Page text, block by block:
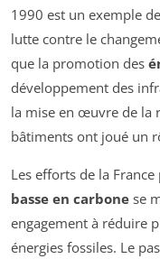
1990 est un exemple
lutte contre le
que la promotion des
développement des
la mise en œuvre de la
bâtiments ont joué un
Les efforts de la
basse en carbone se
engagement à réduire
énergies fossiles. Le